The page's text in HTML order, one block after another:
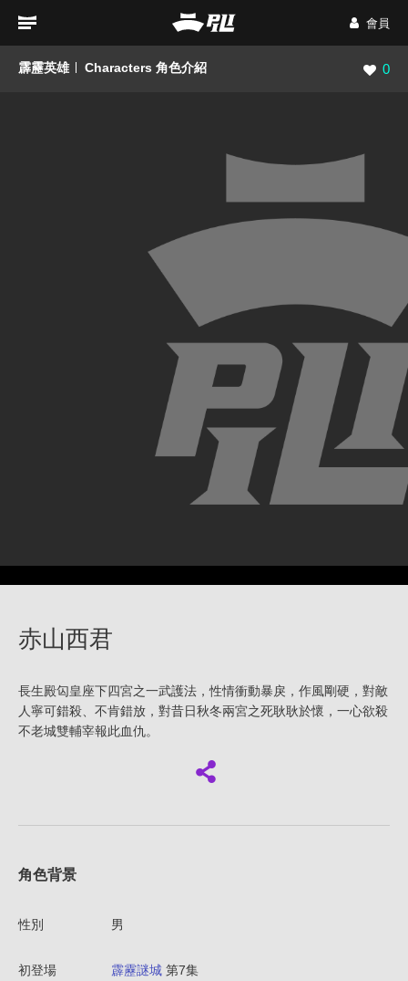
會員
霹靂英雄 Characters 角色介紹 瀏覽
0
赤山西君
長生殿匃皇座下四宮之一武護法，性情衝動暴戾，作風剛硬，對敵
人寧可錯殺、不肯錯放，對昔日秋冬兩宮之死耿耿於懷，一心欲殺
不老城雙輔宰報此血仇。
角色背景
性別 男
初登場 霹靂謎城 第7集